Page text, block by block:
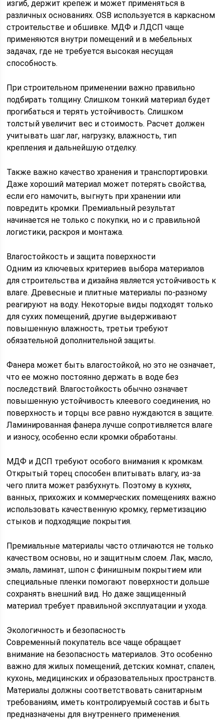
изгиб, держит крепеж и может применяться в
различных основаниях. OSB используется в каркасном
строительстве и обшивке. МДФ и ЛДСП чаще
применяются внутри помещений и в мебельных
задачах, где не требуется высокая несущая
способность.
При строительном применении важно правильно
подбирать толщину. Слишком тонкий материал будет
прогибаться и терять устойчивость. Слишком
толстый увеличит вес и стоимость. Расчет должен
учитывать шаг лаг, нагрузку, влажность, тип
крепления и дальнейшую отделку.
Также важно качество хранения и транспортировки.
Даже хороший материал может потерять свойства,
если его намочить, выгнуть при хранении или
повредить кромки. Премиальный результат
начинается не только с покупки, но и с правильной
логистики, раскроя и монтажа.
Влагостойкость и защита поверхности
Одним из ключевых критериев выбора материалов
для строительства и дизайна является устойчивость к
влаге. Древесные и плитные материалы по-разному
реагируют на воду. Некоторые виды подходят только
для сухих помещений, другие выдерживают
повышенную влажность, третьи требуют
обязательной дополнительной защиты.
Фанера может быть влагостойкой, но это не означает,
что ее можно постоянно держать в воде без
последствий. Влагостойкость обычно означает
повышенную устойчивость клеевого соединения, но
поверхность и торцы все равно нуждаются в защите.
Ламинированная фанера лучше сопротивляется влаге
и износу, особенно если кромки обработаны.
МДФ и ДСП требуют особого внимания к кромкам.
Открытый торец способен впитывать влагу, из-за
чего плита может разбухнуть. Поэтому в кухнях,
ванных, прихожих и коммерческих помещениях важно
использовать качественную кромку, герметизацию
стыков и подходящие покрытия.
Премиальные материалы часто отличаются не только
качеством основы, но и защитным слоем. Лак, масло,
эмаль, ламинат, шпон с финишным покрытием или
специальные пленки помогают поверхности дольше
сохранять внешний вид. Но даже защищенный
материал требует правильной эксплуатации и ухода.
Экологичность и безопасность
Современный покупатель все чаще обращает
внимание на безопасность материалов. Это особенно
важно для жилых помещений, детских комнат, спален,
кухонь, медицинских и образовательных пространств.
Материалы должны соответствовать санитарным
требованиям, иметь контролируемый состав и быть
предназначены для внутреннего применения.